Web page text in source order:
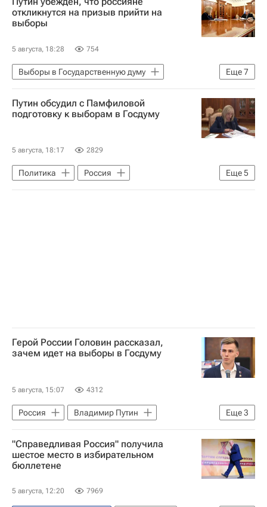
Яблоко Госдума РФ
откликнутся на призыв прийти на
выборы
5 августа, 18:28 754
Еще7
Выборы в Государственную думу
Политика
Россия
Владимир Путин
Элла Памфилова
Яблоко
Путин обсудил с Памфиловой
подготовку к выборам в Госдуму
5 августа, 18:17 2829
Еще5
Политика
Россия
Владимир Путин
Элла Памфилова
Герой России Головин рассказал,
зачем идет на выборы в Госдуму
5 августа, 15:07 4312
Еще3
Россия
Владимир Путин
Госдума РФ
Единая Россия
Яблоко
"Справедливая Россия" получила
шестое место в избирательном
бюллетене
5 августа, 12:20 7969